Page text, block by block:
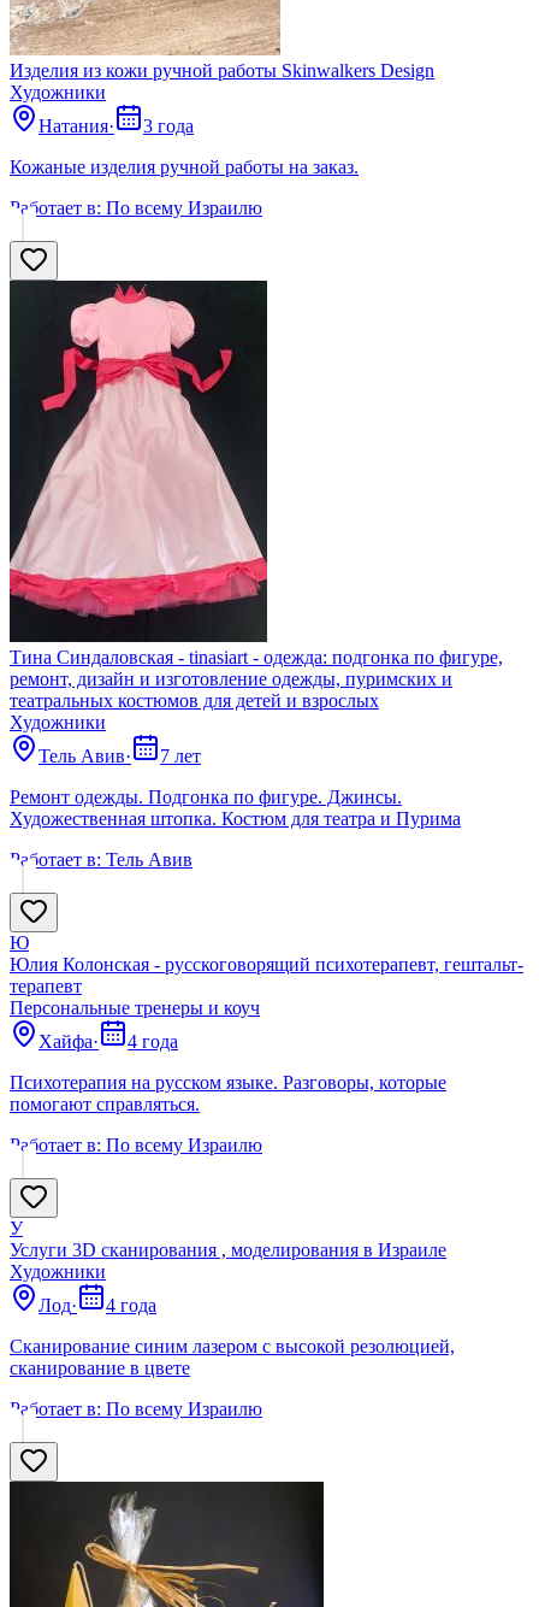
Изделия из кожи ручной работы Skinwalkers Design
Художники
Натания·
3 года
Кожаные изделия ручной работы на заказ.
Работает в: По всему Израилю
Тина Синдаловская - tinasiart - одеждa: подгонка по фигуре,
ремонт, дизайн и изготовление одежды, пуримских и
театральных костюмов для детей и взрослых
Художники
Тель Авив·
7 лет
Ремонт одежды. Подгонка по фигуре. Джинсы.
Художественная штопка. Костюм для театра и Пурима
Работает в: Тель Авив
Ю
Юлия Колонская - русскоговорящий психотерапевт, гештальт-
терапевт
Персональные тренеры и коуч
Хайфа·
4 года
Психотерапия на русском языке. Разговоры, которые
помогают справляться.
Работает в: По всему Израилю
У
Услуги 3D сканирования , моделирования в Израиле
Художники
Лод·
4 года
Сканирование синим лазером с высокой резолюцией,
сканирование в цвете
Работает в: По всему Израилю